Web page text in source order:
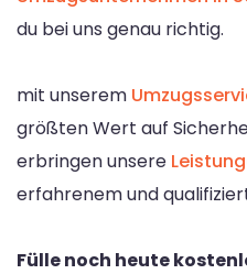
du bei uns genau richtig.
mit unserem
größten Wert auf
erbringen unsere
erfahrenem und
Fülle noch heute